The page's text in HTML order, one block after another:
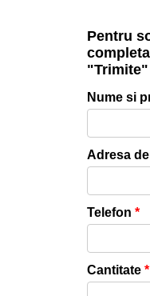
Pentru
"Trimite"
Nume si
Adresa de
Telefon *
Cantitate *